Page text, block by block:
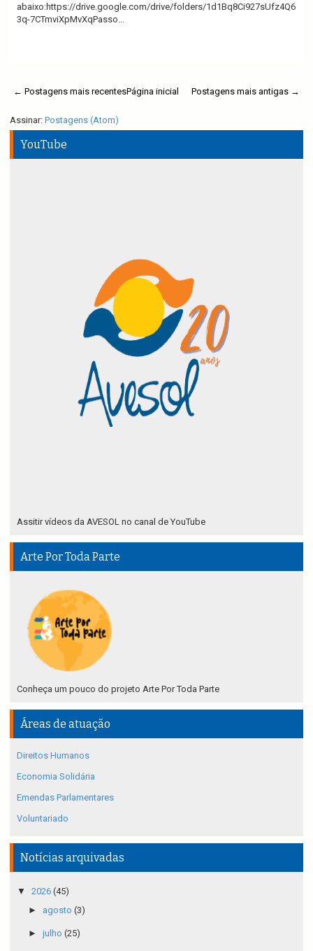
abaixo:https://drive.google.com/drive/folders/1d1Bq8Ci927sUfz4Q6
3q-7CTmviXpMvXqPasso...
← Postagens mais recentes Postagens mais antigas →
Página inicial
Assinar: Postagens (Atom)
YouTube
Assitir vídeos da AVESOL no canal de YouTube
Arte Por Toda Parte
Conheça um pouco do projeto Arte Por Toda Parte
Áreas de atuação
Direitos Humanos
Economia Solidária
Emendas Parlamentares
Voluntariado
Notícias arquivadas
▼ 2026 (45)
► agosto (3)
► julho (25)